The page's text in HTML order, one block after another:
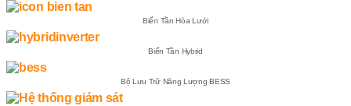
Biến Tần Hòa Lưới
Biến Tần Hybrid
Bộ Lưu Trữ Năng Lượng BESS